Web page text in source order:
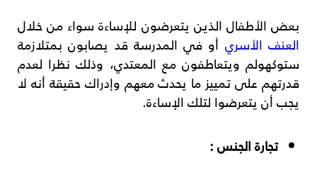
بعض الأطفال الذين يتعرضون للإساءة سواء من خلال
العنف الأسري أو في المدرسة قد يصابون بمتلازمة
ستوكهولم ويتعاطفون مع المعتدي، وذلك نظرا لعدم
قدرتهم على تمييز ما يحدث معهم وإدراك حقيقة أنه لا
يجب أن يتعرضوا لتلك الإساءة.
تجارة الجنس :